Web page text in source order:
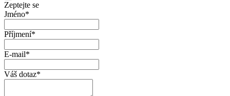
Zeptejte se
Jméno*
Příjmení*
E-mail*
Váš dotaz*